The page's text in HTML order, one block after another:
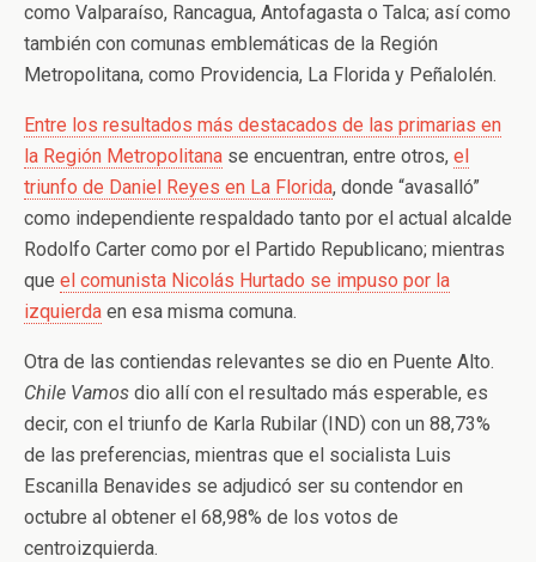
como Valparaíso, Rancagua, Antofagasta o Talca; así como
también con comunas emblemáticas de la Región
Metropolitana, como Providencia, La Florida y Peñalolén.
Entre los resultados más destacados de las primarias en
la Región Metropolitana se encuentran, entre otros, el
triunfo de Daniel Reyes en La Florida, donde “avasalló”
como independiente respaldado tanto por el actual alcalde
Rodolfo Carter como por el Partido Republicano; mientras
que el comunista Nicolás Hurtado se impuso por la
izquierda en esa misma comuna.
Otra de las contiendas relevantes se dio en Puente Alto.
Chile Vamos dio allí con el resultado más esperable, es
decir, con el triunfo de Karla Rubilar (IND) con un 88,73%
de las preferencias, mientras que el socialista Luis
Escanilla Benavides se adjudicó ser su contendor en
octubre al obtener el 68,98% de los votos de
centroizquierda.